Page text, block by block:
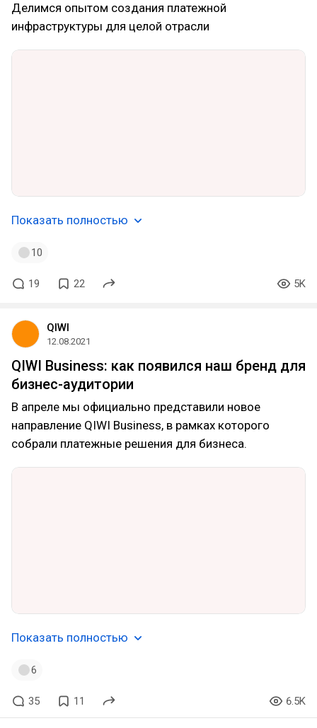
Делимся опытом создания платежной
инфраструктуры для целой отрасли
Показать полностью
10
19 22 5K
QIWI
12.08.2021
QIWI Business: как появился наш бренд для
бизнес-аудитории
В апреле мы официально представили новое
направление QIWI Business, в рамках которого
собрали платежные решения для бизнеса.
Показать полностью
6
35 11 6.5K